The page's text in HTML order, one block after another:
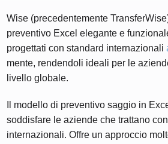
Wise (precedentemente
preventivo Excel elegante e
progettati con standard internazionali
mente, rendendoli ideali per le
livello globale.
Il modello di preventivo saggio in
soddisfare le aziende che trattano
internazionali. Offre un approccio